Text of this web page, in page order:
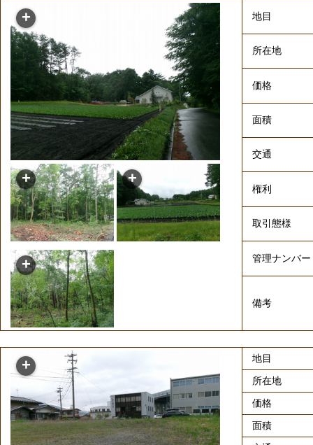
地目
所在地
価格
面積
交通
権利
取引態様
管理ナンバー
備考
地目
所在地
価格
面積